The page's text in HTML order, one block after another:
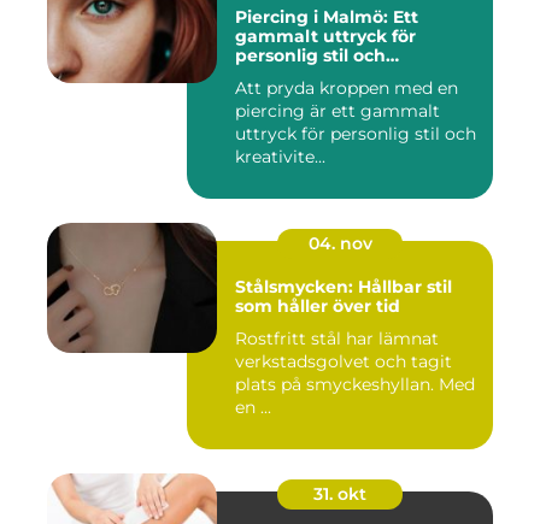
Piercing i Malmö: Ett
gammalt uttryck för
personlig stil och
Att pryda kroppen med en
piercing är ett gammalt
uttryck för personlig stil och
kreativite...
04. nov
Stålsmycken: Hållbar stil
som håller över tid
Rostfritt stål har lämnat
verkstadsgolvet och tagit
plats på smyckeshyllan. Med
en ...
31. okt